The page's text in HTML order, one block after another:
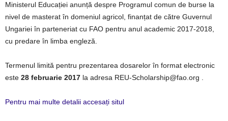
Ministerul Educației anunță despre Programul comun de burse la
nivel de masterat în domeniul agricol, finanțat de către Guvernul
Ungariei în parteneriat cu FAO pentru anul academic 2017-2018,
cu predare în limba engleză.
Termenul limită pentru prezentarea dosarelor în format electronic
este 28 februarie 2017 la adresa REU-Scholarship@fao.org .
Pentru mai multe detalii accesați situl